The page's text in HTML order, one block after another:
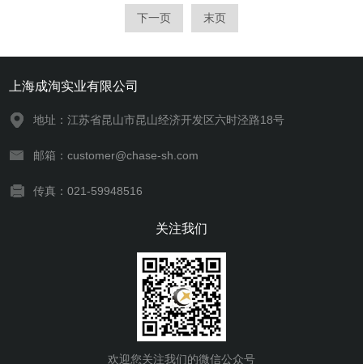
果的加工生产线。$n在控制柜内，可以根
据要求调节电机旋转速度，用以适应处理
下一页 末页
上海成洵实业有限公司
地址：江苏省昆山市昆山经济开发区六时泾路18号
邮箱：customer@chase-sh.com
传真：021-59948516
关注我们
欢迎您关注我们的微信公众号